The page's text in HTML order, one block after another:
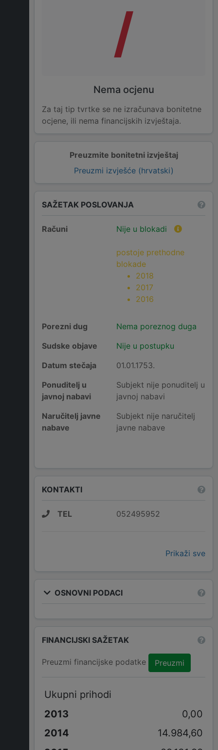
Preuzmite bonitetni izvještaj
Preuzmi izvješće (hrvatski)
/
Nema ocjenu
Za taj tip tvrtke se ne izračunava bonitetne
ocjene, ili nema financijskih izvještaja.
SAŽETAK POSLOVANJA
Računi Nije u blokadi
postoje prethodne
blokade
2018
2017
2016
Porezni dug
Nema poreznog duga
Sudske objave
Nije u postupku
Datum stečaja
01.01.1753.
Ponuditelj u
javnoj nabavi
Subjekt nije ponuditelj u
javnoj nabavi
Naručitelj javne
nabave
Subjekt nije naručitelj
javne nabave
KONTAKTI
TEL 052495952
Prikaži sve
OSNOVNI PODACI
FINANCIJSKI SAŽETAK
Preuzmi financijske podatke Preuzmi
Ukupni prihodi
0,00
14.984,60